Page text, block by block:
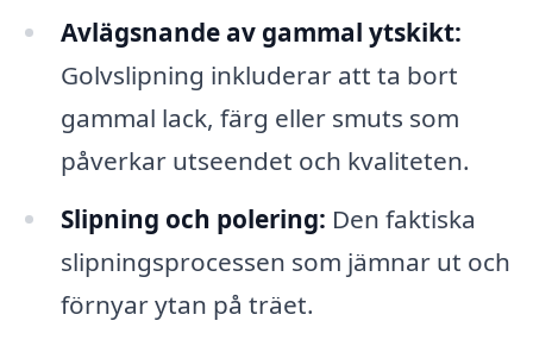
Avlägsnande av gammal ytskikt:
Golvslipning inkluderar att ta bort
gammal lack, färg eller smuts som
påverkar utseendet och kvaliteten.
Slipning och polering: Den faktiska
slipningsprocessen som jämnar ut och
förnyar ytan på träet.